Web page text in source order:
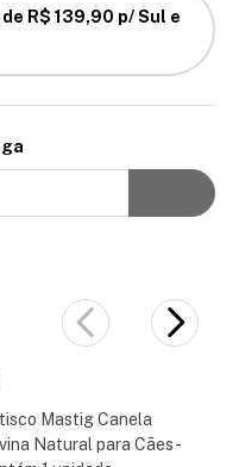
de R$ 139,90 p/ Sul e
Mastig Canela
Natural para Cães -